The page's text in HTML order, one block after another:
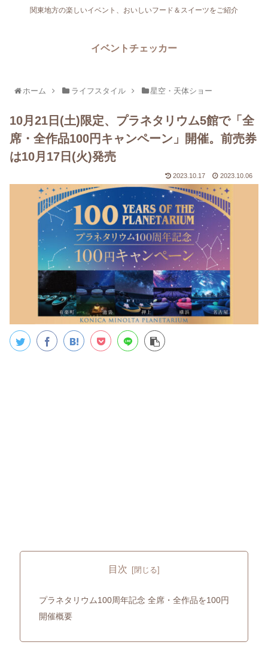
関東地方の楽しいイベント、おいしいフード＆スイーツをご紹介
イベントチェッカー
ホーム ライフスタイル 星空・天体ショー
10月21日(土)限定、プラネタリウム5館で「全
席・全作品100円キャンペーン」開催。前売券
は10月17日(火)発売
2023.10.17 2023.10.06
目次
プラネタリウム100周年記念 全席・全作品を100円
開催概要